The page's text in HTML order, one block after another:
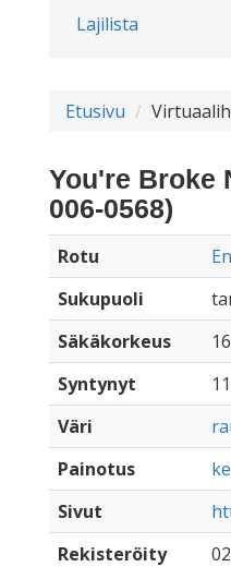
Lajilista
Etusivu
You're Broke
006-0568)
Rotu
Sukupuoli
Säkäkorkeus
Syntynyt
Väri
Painotus
Sivut
Rekisteröity